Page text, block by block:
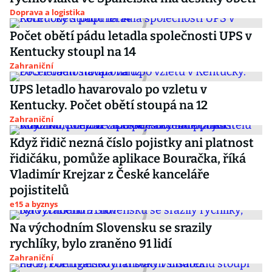
Doprava a logistika
Počet obětí pádu letadla společnosti UPS v
Kentucky stoupl na 14
Zahraniční
UPS letadlo havarovalo po vzletu v
Kentucky. Počet obětí stoupá na 12
Zahraniční
Když řidič nezná číslo pojistky ani platnost
řidičáku, pomůže aplikace Bouračka, říká
Vladimír Krejzar z České kanceláře
pojistitelů
e15 a byznys
Na východním Slovensku se srazily
rychlíky, bylo zraněno 91 lidí
Zahraniční